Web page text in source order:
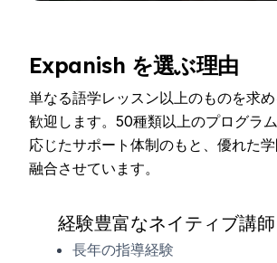
Expanish を選ぶ理由
単なる語学レッスン以上のものを求
歓迎します。50種類以上のプログラ
応じたサポート体制のもと、優れた
融合させています。
経験豊富なネイティブ講師
長年の指導経験